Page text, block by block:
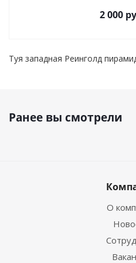
2 000
Туя западная Реинголд
Ранее вы смотрели
О